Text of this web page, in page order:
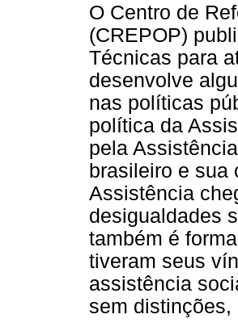
O Centro de
(CREPOP)
Técnicas para
desenvolve
nas políticas
política da
pela
brasileiro e sua
Assistência
desigualdades
também é
tiveram seus
assistência
sem